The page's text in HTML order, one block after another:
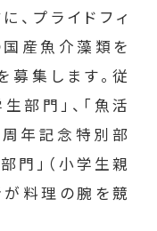
プライドフィ
国産魚介藻類を
募集します。従
部門」、「魚活
周年記念特別部
門」（小学生親
料理の腕を競